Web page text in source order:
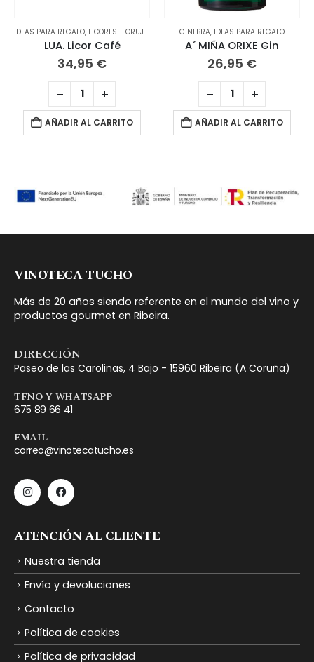
IDEAS PARA REGALO, LICORES - ORUJOS
LUA. Licor Café
34,95 €
AÑADIR AL CARRITO
GINEBRA, IDEAS PARA REGALO
A´ MIÑA ORIXE Gin
26,95 €
AÑADIR AL CARRITO
VINOTECA TUCHO
Más de 20 años siendo referente en el mundo del vino y
productos gourmet en Ribeira.
DIRECCIÓN
Paseo de las Carolinas, 4 Bajo - 15960 Ribeira (A Coruña)
TFNO Y WHATSAPP
675 89 66 41
EMAIL
correo@vinotecatucho.es
ATENCIÓN AL CLIENTE
Nuestra tienda
Envío y devoluciones
Contacto
Política de cookies
Política de privacidad